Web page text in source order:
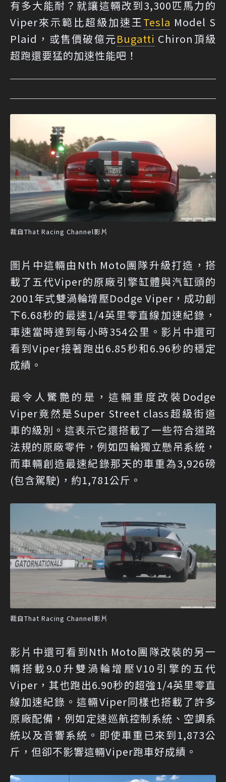
有多大能耐？就讓這輛改到3,300匹馬力的
Viper來示範比超級加速王 Tesla Model S
Plaid，或售價破億元Bugatti Chiron頂級
超跑還要猛的加速性能吧！
裁自That Racing Channel影片
圖片中這輛由Nth Moto團隊升級打造，搭
載了五代Viper的原廠引擎缸體與汽缸頭的
2001年式雙渦輪增壓Dodge Viper，成功創
下6.68秒的最速1/4英里零直線加速紀錄，
車速當時達到每小時354公里。影片中還可
看到Viper接著跑出6.85秒和6.96秒的穩定
成績。
最令人驚艷的是，這輛重度改裝Dodge
Viper竟然是Super Street class超級街道
車的級別。這表示它還搭載了一些符合道路
法規的原廠零件，例如四輪獨立懸吊系統，
而車輛創造最速紀錄那天的車重為3,926磅
(包含駕駛)，約1,781公斤。
裁自That Racing Channel影片
影片中還可看到Nth Moto團隊改裝的另一
輛搭載9.0升雙渦輪增壓V10引擎的五代
Viper，其也跑出6.90秒的超強1/4英里零直
線加速紀錄。這輛Viper同樣也搭載了許多
原廠配備，例如定速巡航控制系統、空調系
統以及音響系統。即使車重已來到1,873公
斤，但卻不影響這輛Viper跑車好成績。